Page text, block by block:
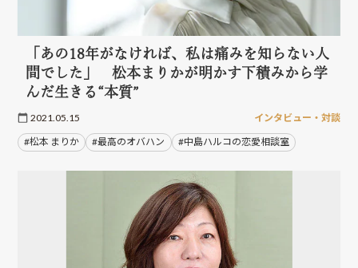
「あの18年がなければ、私は痛みを知らない人
間でした」 松本まりかが明かす下積みから学
んだ生きる“本質”
2021.05.15 インタビュー・対談
#松本 まりか #最高のオバハン #中島ハルコの恋愛相談室